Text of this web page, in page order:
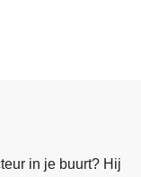
in je buurt? Hij